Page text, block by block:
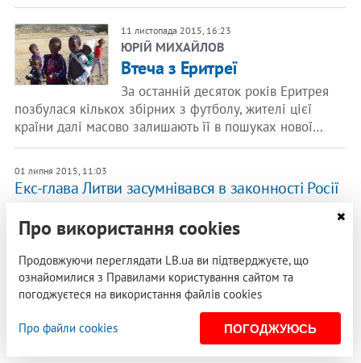
11 листопада 2015, 16:23
ЮРІЙ МИХАЙЛОВ
Втеча з Еритреї
За останній десяток років Еритрея
позбулася кількох збірних з футболу, жителі цієї
країни далі масово залишають її в пошуках нової…
01 липня 2015, 11:03
Екс-глава Литви засумнівався в законності Росії
Колишній голова Верховної Ради Литовської
існування Російської Федерації як…
Проголошення незалежності увійшло до трійки
найпозитивніших подій в історії України
Про використання cookies
Продовжуючи переглядати LB.ua ви підтверджуєте, що
ознайомилися з Правилами користування сайтом та
погоджуєтеся на використання файлів cookies
Про файли cookies ПОГОДЖУЮСЬ